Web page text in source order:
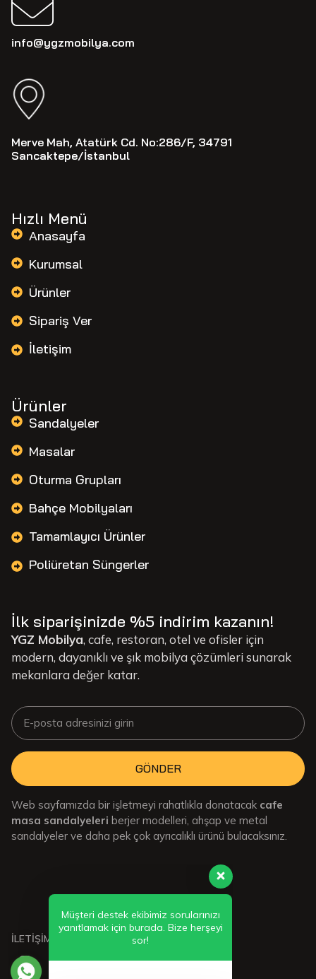
info@ygzmobilya.com
Merve Mah, Atatürk Cd. No:286/F, 34791
Sancaktepe/İstanbul
Hızlı Menü
Anasayfa
Kurumsal
Ürünler
Sipariş Ver
İletişim
Ürünler
Sandalyeler
Masalar
Oturma Grupları
Bahçe Mobilyaları
Tamamlayıcı Ürünler
Poliüretan Süngerler
İlk siparişinizde %5 indirim kazanın!
YGZ Mobilya, cafe, restoran, otel ve ofisler için
modern, dayanıklı ve şık mobilya çözümleri sunarak
mekanlara değer katar.
GÖNDER
Web sayfamızda bir işletmeyi rahatlıkla donatacak cafe
masa sandalyeleri berjer modelleri, ahşap ve metal
sandalyeler ve daha pek çok ayrıcalıklı ürünü bulacaksınız.
İLETİŞİMDE KALIN:
Müşteri destek ekibimiz sorularınızı
yanıtlamak için burada. Bize herşeyi
sor!